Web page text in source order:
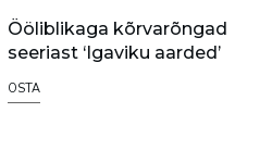
Ööliblikaga kõrvarõngad
seeriast ‘Igaviku aarded’
OSTA